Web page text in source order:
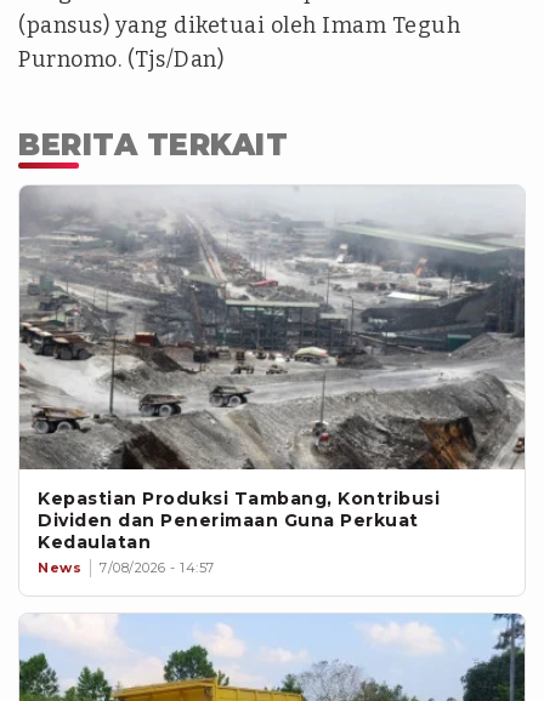
(pansus) yang diketuai oleh Imam Teguh
Purnomo. (Tjs/Dan)
BERITA TERKAIT
Kepastian Produksi Tambang, Kontribusi
Dividen dan Penerimaan Guna Perkuat
Kedaulatan
News 7/08/2026 - 14:57